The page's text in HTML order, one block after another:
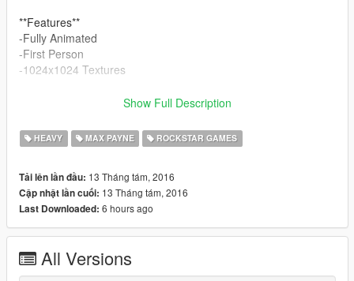
**Features**
-Fully Animated
-First Person
-1024x1024 Textures
I got about 3 more weapons left for you guys and then I'm
Show Full Description
HEAVY MAX PAYNE ROCKSTAR GAMES
Tải lên lần đầu: 13 Tháng tám, 2016
Cập nhật lần cuối: 13 Tháng tám, 2016
Last Downloaded: 6 hours ago
All Versions